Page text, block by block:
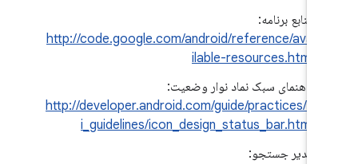
منابع برنامه:
http://code.google.com/android/reference/ava
ilable-resources.html
راهنمای سبک نماد نوار وضعیت:
http://developer.android.com/guide/practices/u
i_guidelines/icon_design_status_bar.html
مدیر جستجو: